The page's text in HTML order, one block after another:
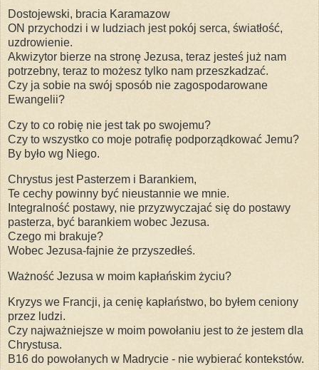
Dostojewski, bracia Karamazow
ON przychodzi i w ludziach jest pokój serca, światłość,
uzdrowienie.
Akwizytor bierze na stronę Jezusa, teraz jesteś już nam
potrzebny, teraz to możesz tylko nam przeszkadzać.
Czy ja sobie na swój sposób nie zagospodarowane
Ewangelii?
Czy to co robię nie jest tak po swojemu?
Czy to wszystko co moje potrafię podporządkować Jemu?
By było wg Niego.
Chrystus jest Pasterzem i Barankiem,
Te cechy powinny być nieustannie we mnie.
Integralność postawy, nie przyzwyczajać się do postawy
pasterza, być barankiem wobec Jezusa.
Czego mi brakuje?
Wobec Jezusa-fajnie że przyszedłeś.
Ważność Jezusa w moim kapłańskim życiu?
Kryzys we Francji, ja cenię kapłaństwo, bo byłem ceniony
przez ludzi.
Czy najważniejsze w moim powołaniu jest to że jestem dla
Chrystusa.
B16 do powołanych w Madrycie - nie wybierać kontekstów.